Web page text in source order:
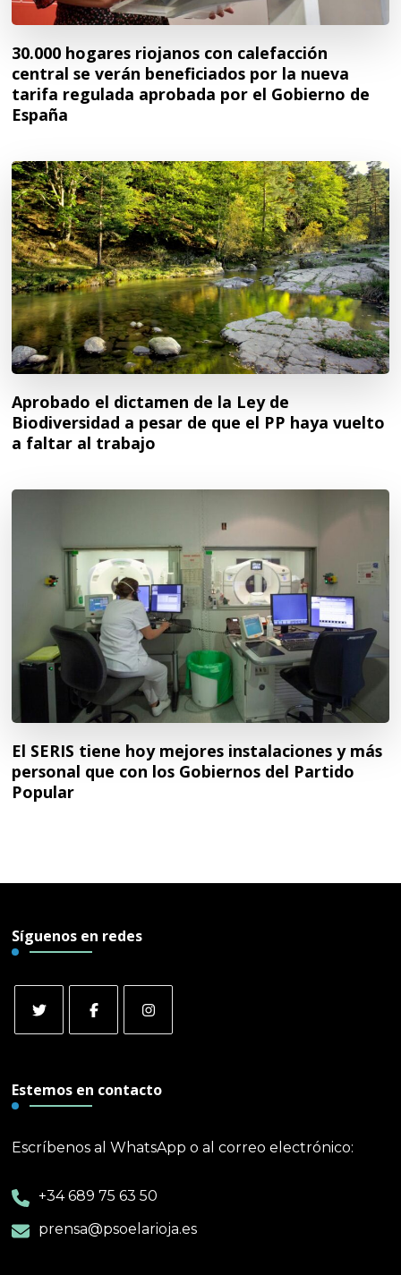
30.000 hogares riojanos con calefacción
central se verán beneficiados por la nueva
tarifa regulada aprobada por el Gobierno de
España
Aprobado el dictamen de la Ley de
Biodiversidad a pesar de que el PP haya vuelto
a faltar al trabajo
El SERIS tiene hoy mejores instalaciones y más
personal que con los Gobiernos del Partido
Popular
Síguenos en redes
Estemos en contacto
Escríbenos al WhatsApp o al correo electrónico:
+34 689 75 63 50
prensa@psoelarioja.es